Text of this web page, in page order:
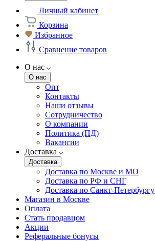
Личный кабинет
Корзина
Избранное
Сравнение товаров
О нас
О нас
Опт
Контакты
Наши отзывы
Сотрудничество
О компании
Политика (ПД)
Вакансии
Доставка
Доставка
Доставка по Москве и МО
Доставка по РФ и СНГ
Доставка по Санкт-Петербургу
Магазин в Москве
Оплата
Стать продавцом
Акции
Реферальные бонусы